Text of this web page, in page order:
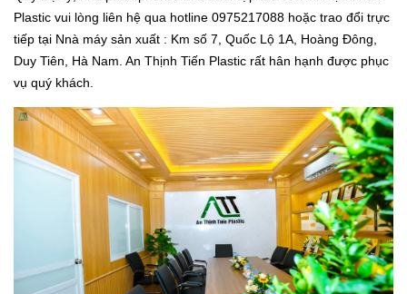
Plastic vui lòng liên hệ qua hotline 0975217088 hoặc trao đổi trực
tiếp tại Nnà máy sản xuất : Km số 7, Quốc Lộ 1A, Hoàng Đông,
Duy Tiên, Hà Nam. An Thịnh Tiến Plastic rất hân hạnh được phục
vụ quý khách.